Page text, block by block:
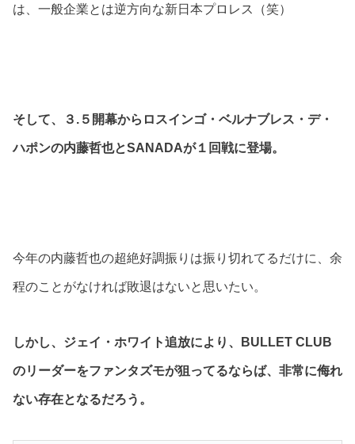
は、一般企業とは逆方向な新日本プロレス（笑）
そして、３.５開幕からロスインゴ・ベルナブレス・デ・
ハポンの内藤哲也とSANADAが１回戦に登場。
今年の内藤哲也の超絶好調振りは振り切れてるだけに、余
程のことがなければ敗退はないと思いたい。
しかし、ジェイ・ホワイト追放により、BULLET CLUB
のリーダーをファンタズモが狙ってるならば、非常に侮れ
ない存在となるだろう。